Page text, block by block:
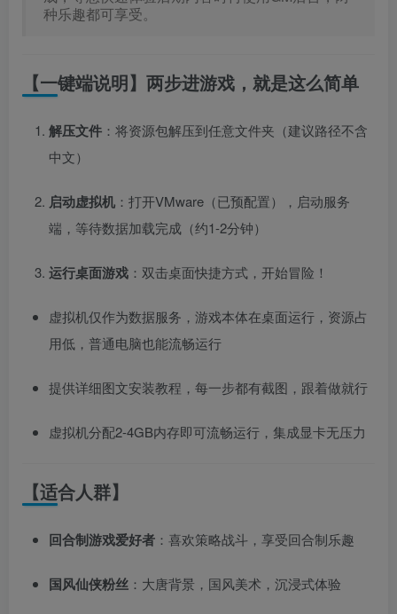
种乐趣都可享受。
【一键端说明】两步进游戏，就是这么简单
解压文件 ：将资源包解压到任意文件夹（建议路径不含
中文）
启动虚拟机 ：打开VMware（已预配置），启动服务
端，等待数据加载完成（约1-2分钟）
运行桌面游戏 ：双击桌面快捷方式，开始冒险！
虚拟机仅作为数据服务，游戏本体在桌面运行，资源占
用低，普通电脑也能流畅运行
提供详细图文安装教程，每一步都有截图，跟着做就行
虚拟机分配2-4GB内存即可流畅运行，集成显卡无压力
【适合人群】
回合制游戏爱好者 ：喜欢策略战斗，享受回合制乐趣
国风仙侠粉丝 ：大唐背景，国风美术，沉浸式体验